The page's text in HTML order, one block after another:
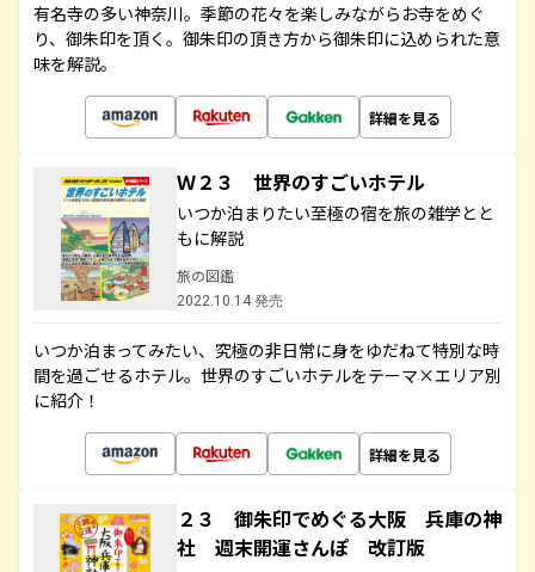
有名寺の多い神奈川。季節の花々を楽しみながらお寺をめぐ
り、御朱印を頂く。御朱印の頂き方から御朱印に込められた意
味を解説。
詳細を見る
Ｗ２３ 世界のすごいホテル
いつか泊まりたい至極の宿を旅の雑学とと
もに解説
旅の図鑑
2022.10.14 発売
いつか泊まってみたい、究極の非日常に身をゆだねて特別な時
間を過ごせるホテル。世界のすごいホテルをテーマ×エリア別
に紹介！
詳細を見る
２３ 御朱印でめぐる大阪 兵庫の神
社 週末開運さんぽ 改訂版